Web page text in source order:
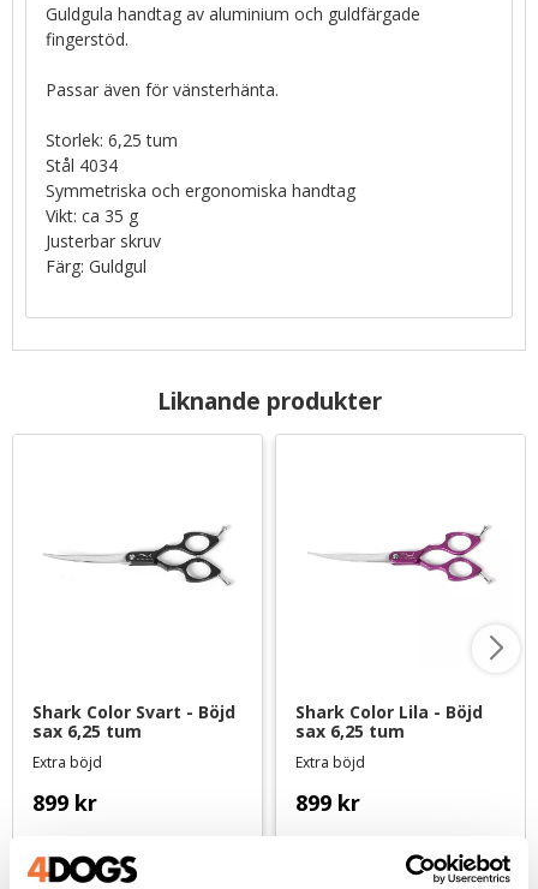
Guldgula handtag av aluminium och guldfärgade
fingerstöd.
Passar även för vänsterhänta.
Storlek: 6,25 tum
Stål 4034
Symmetriska och ergonomiska handtag
Vikt: ca 35 g
Justerbar skruv
Färg: Guldgul
Liknande produkter
Shark Color Svart - Böjd
sax 6,25 tum
Extra böjd
899 kr
Shark Color Lila - Böjd
sax 6,25 tum
Extra böjd
899 kr